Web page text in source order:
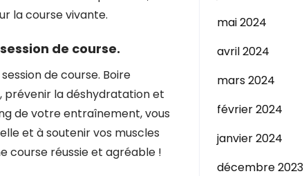
la course vivante.
de course.
de course. Boire
prévenir la déshydratation et
de votre entraînement, vous
et à soutenir vos muscles
course réussie et agréable !
mai 2024
avril 2024
mars 2024
février 2024
janvier 2024
décembre 2023